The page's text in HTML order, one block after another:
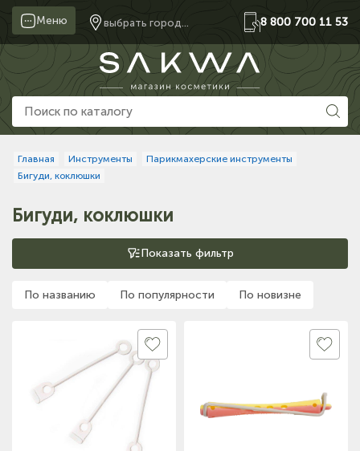
Меню выбрать город... 8 800 700 11 53
Главная Инструменты
Парикмахерские инструменты
Бигуди, коклюшки
Бигуди, коклюшки
Показать фильтр
По названию По популярности По новизне